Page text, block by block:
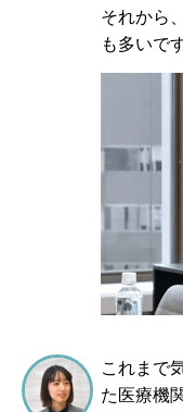
それから
も多いで
これまで
た医療機